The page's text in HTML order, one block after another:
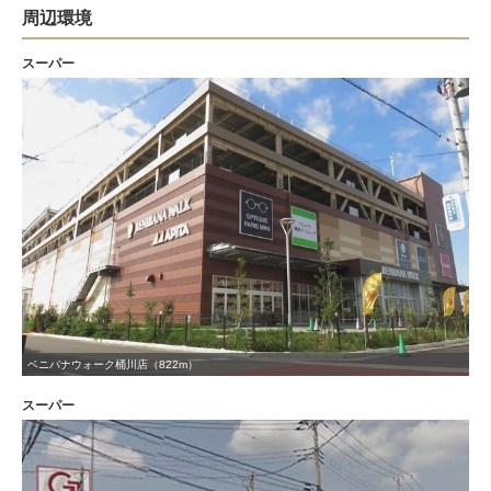
周辺環境
スーパー
ベニバナウォーク桶川店（822m）
スーパー